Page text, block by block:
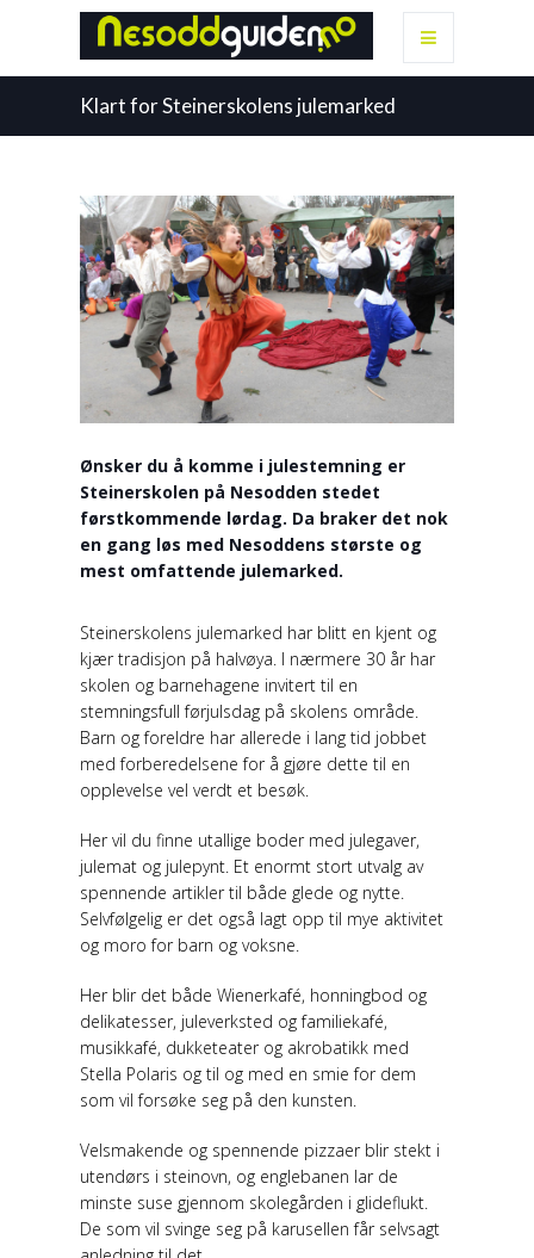
Klart for Steinerskolens julemarked
Ønsker du å komme i julestemning er
Steinerskolen på Nesodden stedet
førstkommende lørdag. Da braker det nok
en gang løs med Nesoddens største og
mest omfattende julemarked.
Steinerskolens julemarked har blitt en kjent og
kjær tradisjon på halvøya. I nærmere 30 år har
skolen og barnehagene invitert til en
stemningsfull førjulsdag på skolens område.
Barn og foreldre har allerede i lang tid jobbet
med forberedelsene for å gjøre dette til en
opplevelse vel verdt et besøk.
Her vil du finne utallige boder med julegaver,
julemat og julepynt. Et enormt stort utvalg av
spennende artikler til både glede og nytte.
Selvfølgelig er det også lagt opp til mye aktivitet
og moro for barn og voksne.
Her blir det både Wienerkafé, honningbod og
delikatesser, juleverksted og familiekafé,
musikkafé, dukketeater og akrobatikk med
Stella Polaris og til og med en smie for dem
som vil forsøke seg på den kunsten.
Velsmakende og spennende pizzaer blir stekt i
utendørs i steinovn, og englebanen lar de
minste suse gjennom skolegården i glideflukt.
De som vil svinge seg på karusellen får selvsagt